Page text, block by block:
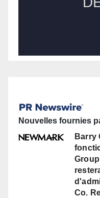
Nouvelles fournies
Barry
Co.